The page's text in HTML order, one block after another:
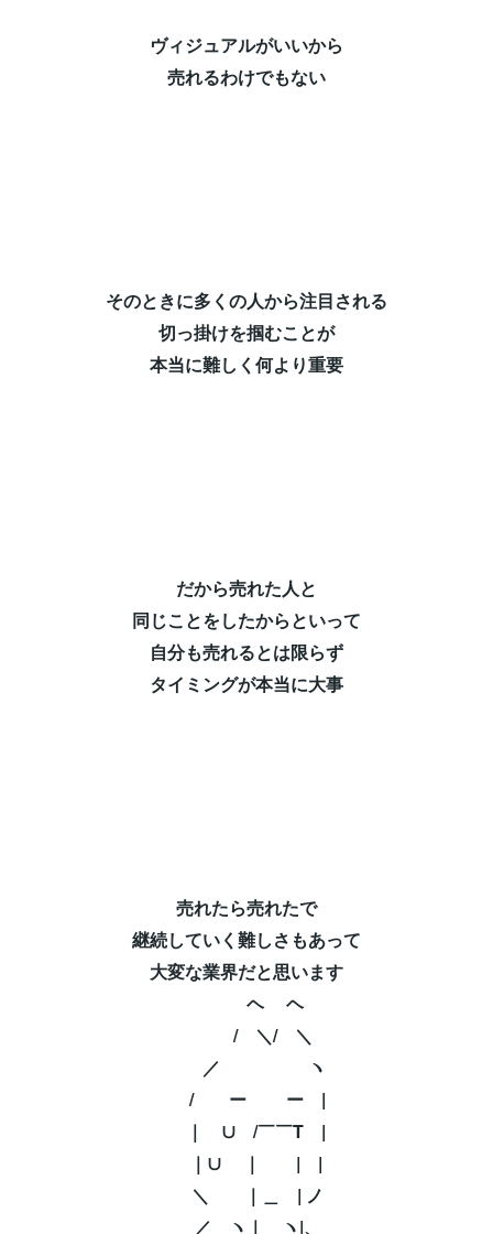
ヴィジュアルがいいから⁡
売れるわけでもない⁡
そのときに多くの人から注目される⁡
切っ掛けを掴むことが⁡
本当に難しく何より重要⁡
だから売れた人と⁡
同じことをしたからといって⁡
自分も売れるとは限らず⁡
タイミングが本当に大事⁡
売れたら売れたで⁡
継続していく難しさもあって⁡
大変な業界だと思います⁡
ヘ ヘ⁡
/ ＼/ ＼⁡
／ ヽ⁡
/ ー ー |⁡
｜ ∪ /￣￣T |⁡
｜∪ ｜ | |⁡
＼ ｜＿ | ノ⁡
／ ヽ｜ ヽ|、⁡